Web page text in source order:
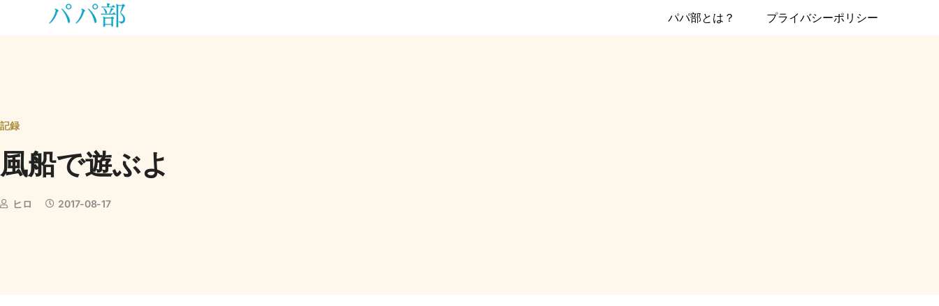
パパ部とは？ プライバシーポリシー
記録
風船で遊ぶよ
ヒロ 2017-08-17